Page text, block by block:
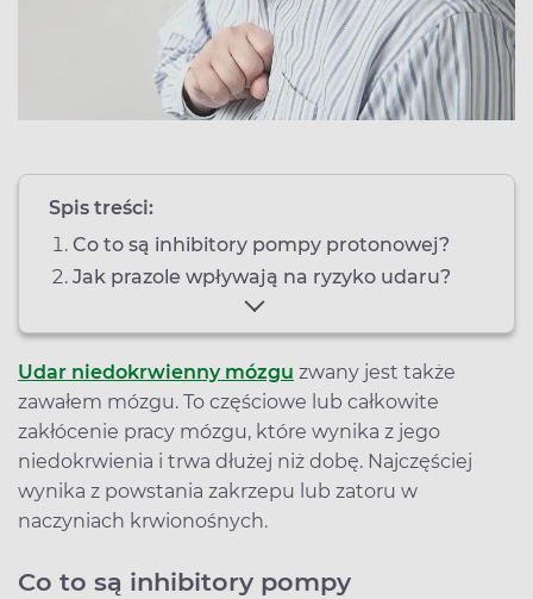
Spis treści:
Co to są inhibitory pompy protonowej?
Jak prazole wpływają na ryzyko udaru?
Udar niedokrwienny mózgu zwany jest także
zawałem mózgu. To częściowe lub całkowite
zakłócenie pracy mózgu, które wynika z jego
niedokrwienia i trwa dłużej niż dobę. Najczęściej
wynika z powstania zakrzepu lub zatoru w
naczyniach krwionośnych.
Co to są inhibitory pompy